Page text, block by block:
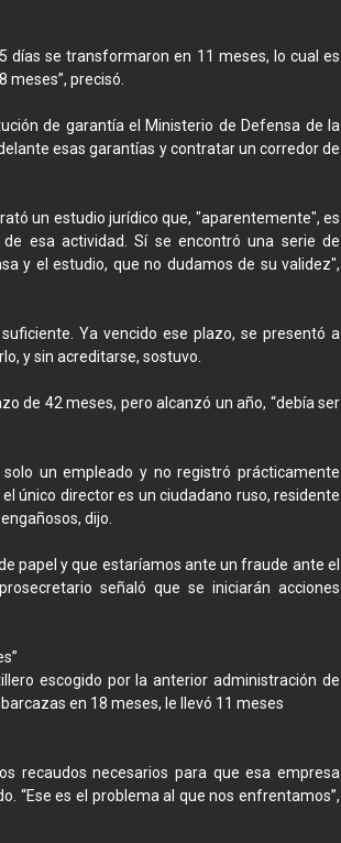
días se transformaron en 11 meses, lo cual es
meses”, precisó.
de garantía el Ministerio de Defensa de la
esas garantías y contratar un corredor de
un estudio jurídico que, "aparentemente", es
esa actividad. Sí se encontró una serie de
y el estudio, que no dudamos de su validez",
Ya vencido ese plazo, se presentó a
y sin acreditarse, sostuvo.
de 42 meses, pero alcanzó un año, “debía ser
un empleado y no registró prácticamente
único director es un ciudadano ruso, residente
dijo.
papel y que estaríamos ante un fraude ante el
señaló que se iniciarán acciones
escogido por la anterior administración de
en 18 meses, le llevó 11 meses
recaudos necesarios para que esa empresa
“Ese es el problema al que nos enfrentamos”,